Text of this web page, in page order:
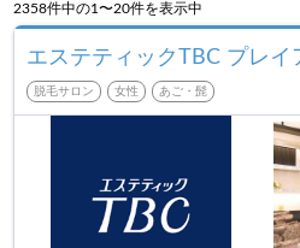
2358件中の1〜20件を表示中
エステティックTBC プレイ
脱毛サロン 女性 あご・髭